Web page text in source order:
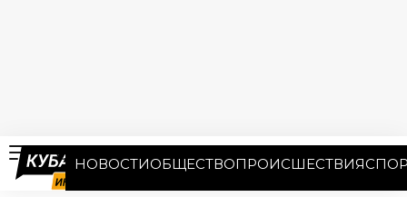
НОВОСТИОБЩЕСТВОПРОИСШЕСТВИЯ